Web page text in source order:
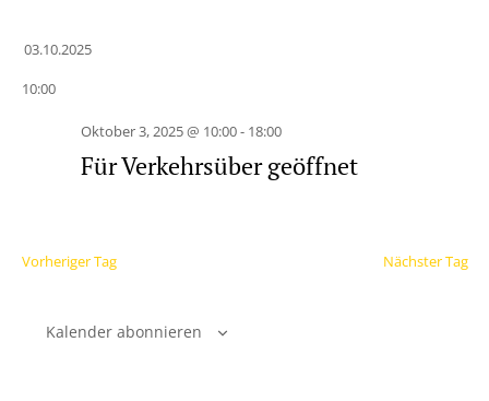
03.10.2025
wählen.
10:00
Oktober 3, 2025 @ 10:00- 18:00
Für Verkehrsüber geöffnet
Vorheriger Tag Nächster Tag
Kalender abonnieren